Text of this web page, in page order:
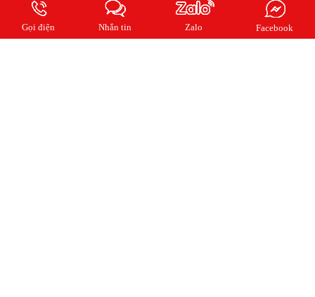
Đăng ký email của bạn cho chúng tôi để cập nhật tin mới nhất từng ngày
Gọi điện Nhắn tin Zalo Facebook